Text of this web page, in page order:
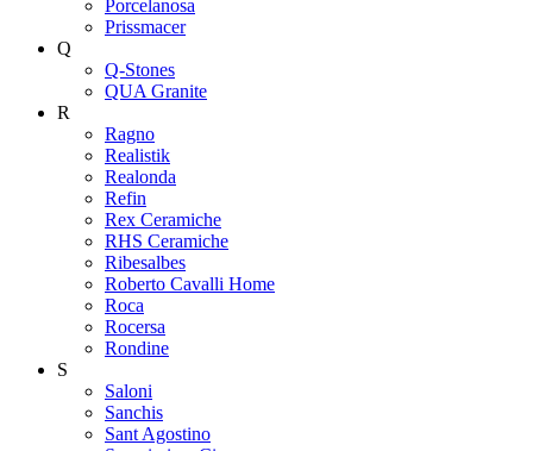
Porcelanosa
Prissmacer
Q
Q-Stones
QUA Granite
R
Ragno
Realistik
Realonda
Refin
Rex Ceramiche
RHS Ceramiche
Ribesalbes
Roberto Cavalli Home
Roca
Rocersa
Rondine
S
Saloni
Sanchis
Sant Agostino